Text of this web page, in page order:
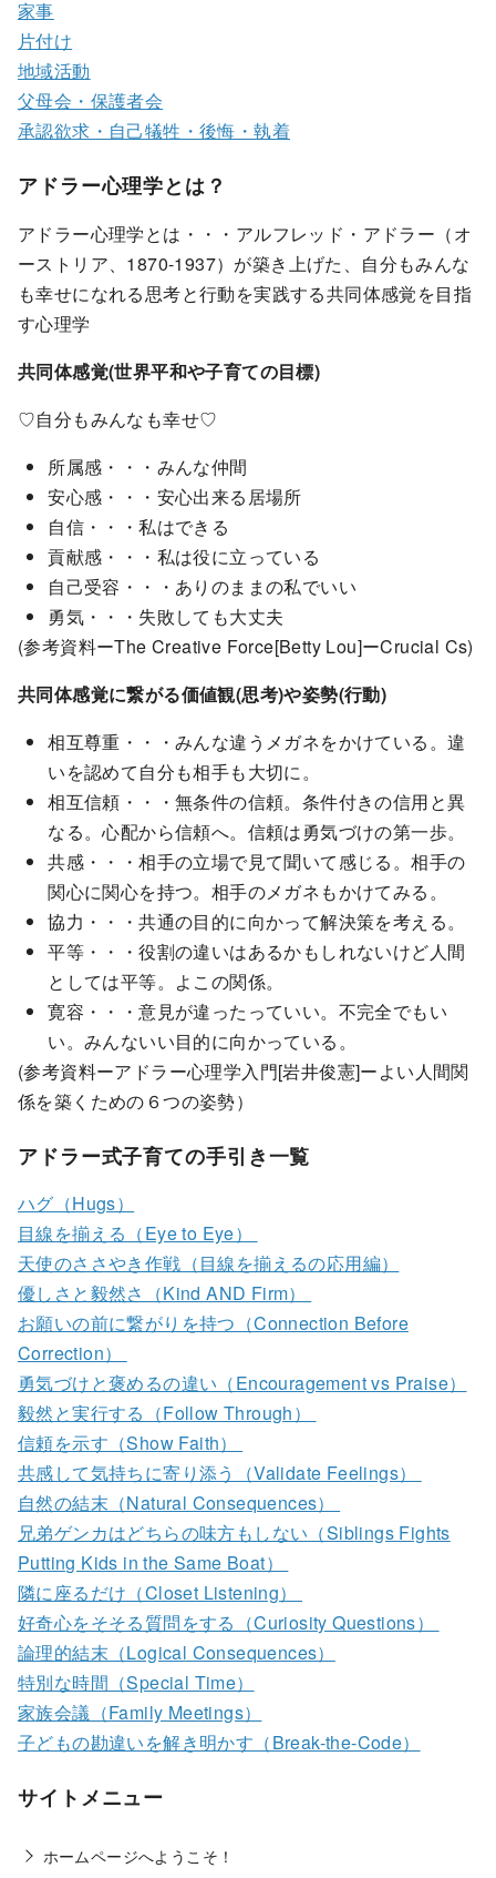
家事
片付け
地域活動
父母会・保護者会
承認欲求・自己犠牲・後悔・執着
アドラー心理学とは？
アドラー心理学とは・・・アルフレッド・アドラー（オ
ーストリア、1870-1937）が築き上げた、自分もみんな
も幸せになれる思考と行動を実践する共同体感覚を目指
す心理学
共同体感覚(世界平和や子育ての目標)
♡自分もみんなも幸せ♡
所属感・・・みんな仲間
安心感・・・安心出来る居場所
自信・・・私はできる
貢献感・・・私は役に立っている
自己受容・・・ありのままの私でいい
勇気・・・失敗しても大丈夫
(参考資料ーThe Creative Force[Betty Lou]ーCrucial Cs)
共同体感覚に繋がる価値観(思考)や姿勢(行動)
相互尊重・・・みんな違うメガネをかけている。違
いを認めて自分も相手も大切に。
相互信頼・・・無条件の信頼。条件付きの信用と異
なる。心配から信頼へ。信頼は勇気づけの第一歩。
共感・・・相手の立場で見て聞いて感じる。相手の
関心に関心を持つ。相手のメガネもかけてみる。
協力・・・共通の目的に向かって解決策を考える。
平等・・・役割の違いはあるかもしれないけど人間
としては平等。よこの関係。
寛容・・・意見が違ったっていい。不完全でもい
い。みんないい目的に向かっている。
(参考資料ーアドラー心理学入門[岩井俊憲]ーよい人間関
係を築くための６つの姿勢）
アドラー式子育ての手引き一覧
ハグ（Hugs）
目線を揃える（Eye to Eye）
天使のささやき作戦（目線を揃えるの応用編）
優しさと毅然さ（Kind AND Firm）
お願いの前に繋がりを持つ（Connection Before
Correction）
勇気づけと褒めるの違い（Encouragement vs Praise）
毅然と実行する（Follow Through）
信頼を示す（Show Faith）
共感して気持ちに寄り添う（Validate Feelings）
自然の結末（Natural Consequences）
兄弟ゲンカはどちらの味方もしない（Siblings Fights
Putting Kids in the Same Boat）
隣に座るだけ（Closet Listening）
好奇心をそそる質問をする（Curiosity Questions）
論理的結末（Logical Consequences）
特別な時間（Special Time）
家族会議（Family Meetings）
子どもの勘違いを解き明かす（Break-the-Code）
サイトメニュー
ホームページへようこそ！